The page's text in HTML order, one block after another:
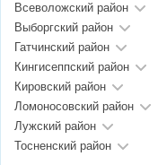
Всеволожский район
Выборгский район
Гатчинский район
Кингисеппский район
Кировский район
Ломоносовский район
Лужский район
Тосненский район